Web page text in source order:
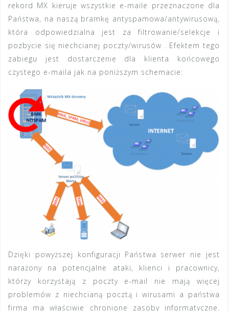
rekord MX kieruje wszystkie e-maile przeznaczone dla
Państwa, na naszą bramkę antyspamowa/antywirusową,
która odpowiedzialna jest za filtrowanie/selekcje i
pozbycie się niechcianej poczty/wirusów . Efektem tego
zabiegu jest dostarczenie dla klienta końcowego
czystego e-maila jak na poniższym schemacie:
Dzięki powyższej konfiguracji Państwa serwer nie jest
narażony na potencjalne ataki, klienci i pracownicy,
którzy korzystają z poczty e-mail nie mają więcej
problemów z niechcianą pocztą i wirusami a państwa
firma ma właściwie chronione zasoby informatyczne.